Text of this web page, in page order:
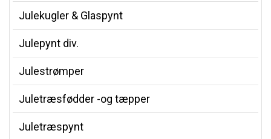
Julekugler & Glaspynt
Julepynt div.
Julestrømper
Juletræsfødder -og tæpper
Juletræspynt